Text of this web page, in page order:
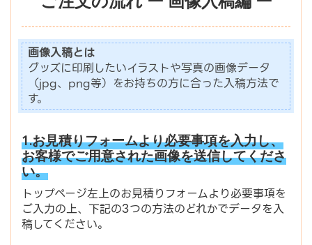
画像入稿とは
グッズに印刷したいイラストや写真の画像データ
（jpg、png等）をお持ちの方に合った入稿方法で
す。
1.お見積りフォームより必要事項を入力し、
お客様でご用意された画像を送信してくださ
い。
トップページ左上のお見積りフォームより必要事項を
ご入力の上、下記の3つの方法のどれかでデータを入
稿してください。